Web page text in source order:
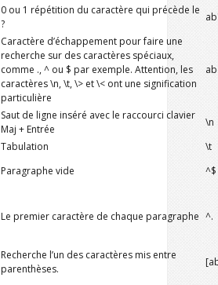
0 ou 1 répétition du caractère qui précède le
?
Caractère d’échappement pour faire une
recherche sur des caractères spéciaux,
comme ., ^ ou $ par exemple. Attention, les
caractères \n, \t, \> et \< ont une signification
particulière
Saut de ligne inséré avec le raccourci clavier
Maj + Entrée
\n
Tabulation
\t
Paragraphe vide ^$
Le premier caractère de chaque paragraphe ^.
Recherche l’un des caractères mis entre
parenthèses.